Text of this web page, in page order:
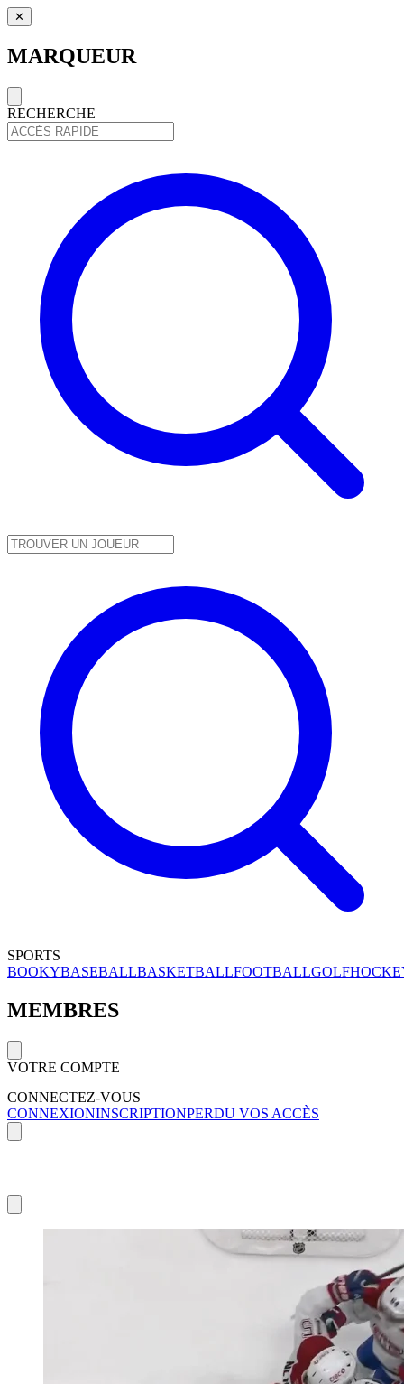
✕
MARQUEUR
RECHERCHE
SPORTS
BOOKYBASEBALLBASKETBALLFOOTBALLGOLF
MEMBRES
VOTRE COMPTE
CONNECTEZ-VOUS
CONNEXIONINSCRIPTIONPERDU VOS ACCÈS